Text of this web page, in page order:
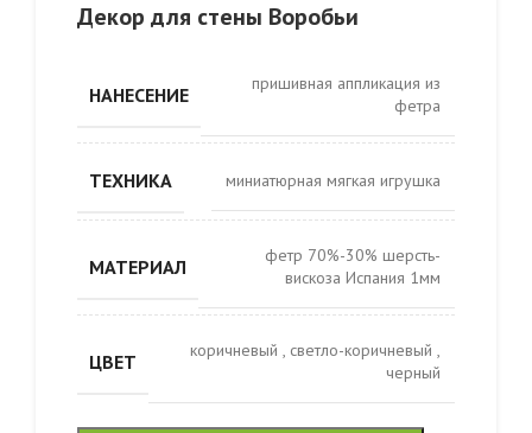
Декор для стены Воробьи
НАНЕСЕНИЕ
пришивная аппликация из
фетра
ТЕХНИКА миниатюрная мягкая игрушка
МАТЕРИАЛ
фетр 70%-30% шерсть-
вискоза Испания 1мм
ЦВЕТ коричневый , светло-коричневый ,
черный